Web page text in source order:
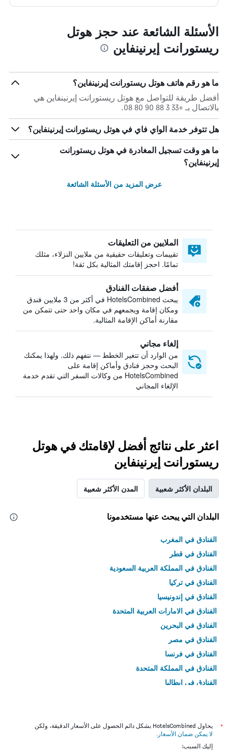
الأسئلة الشائعة عند حجز هوتل
ريستورانت إيرنينفاين
ما هو رقم هاتف هوتل ريستورانت إيرنينفاين؟
أفضل طريقة للتواصل مع هوتل ريستورانت إيرنينفاين هي
بالاتصال بـ +33 3 88 90 80 08.
هل تتوفر خدمة الواي فاي في هوتل ريستورانت إيرنينفاين؟
ما هو وقت تسجيل المغادرة في هوتل ريستورانت
إيرنينفاين؟
عرض المزيد من الأسئلة الشائعة
الملايين من التعليقات
تقييمات وتعليقات حقيقية من ملايين النزلاء، مثلك
تمامًا. احجز إقامتك المثالية بكل ثقة!
أفضل صفقات الفنادق
يبحث HotelsCombined في أكثر من 3 ملايين فندق
ومكان إقامة ويجمعهم في مكان واحد حتى تتمكن من
مقارنة أماكن الإقامة المثالية.
إلغاء مجاني
من الوارد أن تتغير الخطط — نتفهم ذلك. ولهذا يمكنك
البحث وحجز فنادق وأماكن إقامة على
HotelsCombined من وكالات السفر التي تقدم خدمة
الإلغاء المجاني
اعثر على نتائج أفضل لإقامتك في هوتل
ريستورانت إيرنينفاين
البلدان الأكثر شعبية المدن الأكثر شعبية
البلدان التي يبحث عنها مستخدمونا
الفنادق في المغرب
الفنادق في قطر
الفنادق في المملكة العربية السعودية
الفنادق في تركيا
الفنادق في إندونيسيا
الفنادق في الامارات العربية المتحدة
الفنادق في البحرين
الفنادق في مصر
الفنادق في فرنسا
الفنادق في المملكة المتحدة
الفنادق في إيطاليا
*
يحاول HotelsCombined بشكل دائم الحصول على الأسعار الدقيقة، ولكن
لا يمكن ضمان الأسعار .
إليك السبب: